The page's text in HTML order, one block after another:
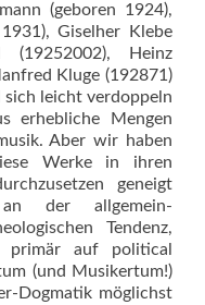
(geboren 1924),
Giselher Klebe
(19252002), Heinz
Kluge (192871)
sich leicht verdoppeln
erhebliche Mengen
Aber wir haben
Werke in ihren
geneigt
der allgemein­
Tendenz,
primär auf political
(und Musikertum!)
Dogmatik möglichst